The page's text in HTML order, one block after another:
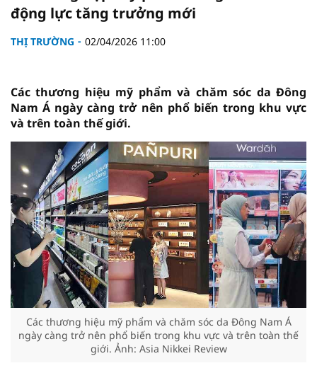
động lực tăng trưởng mới
THỊ TRƯỜNG 02/04/2026 11:00
Các thương hiệu mỹ phẩm và chăm sóc da Đông
Nam Á ngày càng trở nên phổ biến trong khu vực
và trên toàn thế giới.
Các thương hiệu mỹ phẩm và chăm sóc da Đông Nam Á
ngày càng trở nên phổ biến trong khu vực và trên toàn thế
giới. Ảnh: Asia Nikkei Review